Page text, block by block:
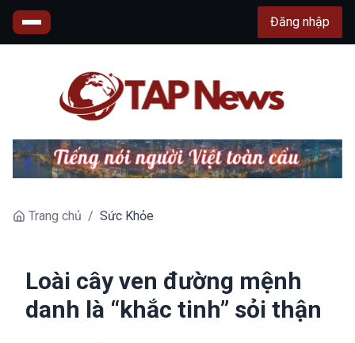
Đăng nhập
Trang chủ / Sức Khỏe
Loài cây ven đường mệnh
danh là “khắc tinh” sỏi thận